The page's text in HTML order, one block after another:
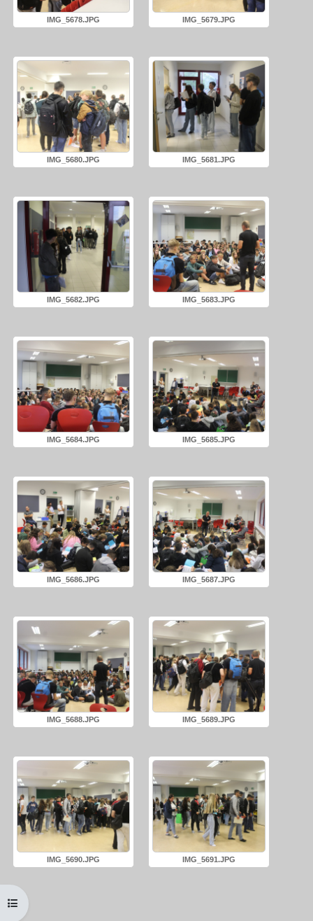
Kursindex öffnen
IMG_5678.JPG IMG_5679.JPG
IMG_5680.JPG IMG_5681.JPG
IMG_5682.JPG IMG_5683.JPG
IMG_5684.JPG IMG_5685.JPG
IMG_5686.JPG IMG_5687.JPG
IMG_5688.JPG IMG_5689.JPG
IMG_5690.JPG IMG_5691.JPG